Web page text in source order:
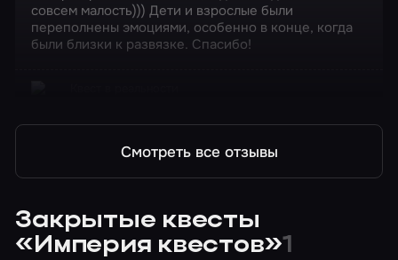
совсем малость))) Дети и взрослые были
переполнены эмоциями, особенно в конце, когда
были близки к развязке. Спасибо!
Смотреть все отзывы
Закрытые квесты
«Империя квестов»1